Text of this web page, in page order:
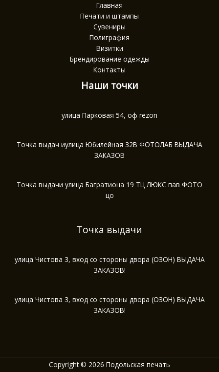
Главная
Печати и штампы
Сувениры
Полиграфия
Визитки
Брендирование одежды
Контакты
Наши точки
улица Парковая 54, оф rezon
Точка выдач иулица Юбилейная 32В ФОТОЛАБ ВЫДАЧА
ЗАКАЗОВ
Точка выдачи улица Багратиона 19 ТЦ ЛЮКС пав ФОТО
цо
Точка выдачи
улица Чистова 3, вход со стороны двора (ОЗОН) ВЫДАЧА
ЗАКАЗОВ!
улица Чистова 3, вход со стороны двора (ОЗОН) ВЫДАЧА
ЗАКАЗОВ!
Copyright © 2026 Подольская печать